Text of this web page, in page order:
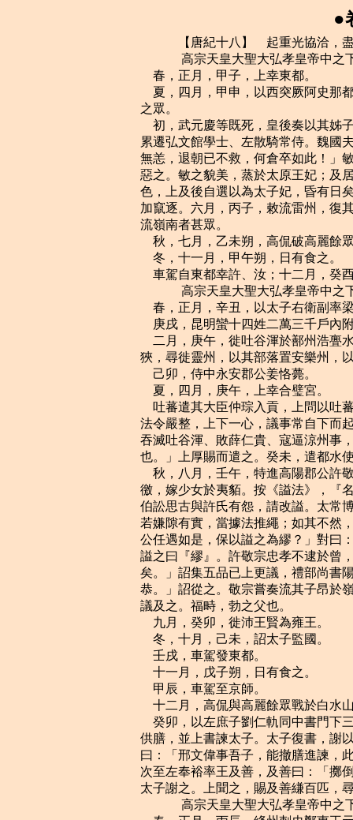
●
　　【唐紀十八】　起重光協洽，盡重光大荒落，凡十一年。
    　　 高宗天皇大聖大弘孝皇帝中之下鹹亨二年（辛未，公元六七一年）
    春，正月，甲子，上幸東都。
    夏，四月，甲申，以西突厥阿史那都支為左驍衛大將軍兼匐延都督，以安集五咄陸
之眾。
    初，武元慶等既死，皇後奏以其姊子賀蘭敏之為士獲之嗣，襲爵周公，改姓武氏，
累遷弘文館學士、左散騎常侍。魏國夫人之死也，上見敏之，悲泣曰：「向吾出視朝猶
無恙，退朝已不救，何倉卒如此！」敏之號哭不對。後聞之，曰：「此兒疑我！」由是
惡之。敏之貌美，蒸於太原王妃；及居妃喪，釋衰絰，奏妓。司衛少卿楊思儉女，有殊
色，上及後自選以為太子妃，昏有日矣，敏之逼而淫之。後於是表言敏之前後罪惡，請
加竄逐。六月，丙子，敕流雷州，復其本姓。至韶州，以馬韁絞死。朝士坐與敏之交遊，
流嶺南者甚眾。
    秋，七月，乙未朔，高侃破高麗餘眾於安市城。九月，丙申，潞州刺史徐王元禮薨。
    冬，十一月，甲午朔，日有食之。
    車駕自東都幸許、汝；十二月，癸酉，校獵於葉縣；丙戌，還東都。
    　　 高宗天皇大聖大弘孝皇帝中之下鹹亨三年（壬申，公元六七二年）
    春，正月，辛丑，以太子右衛副率梁積壽為姚州道行軍總管，將兵討叛蠻。
    庚戌，昆明蠻十四姓二萬三千戶內附，置殷、敦、總三州。
    二月，庚午，徙吐谷渾於鄯州浩亹水南。吐谷渾畏吐蕃之強，不安其居，又鄯州地
狹，尋徙靈州，以其部落置安樂州，以可汗諾曷缽為刺史。吐谷渾故地皆入於吐蕃。
    己卯，侍中永安郡公姜恪薨。
    夏，四月，庚午，上幸合璧宮。
    吐蕃遣其大臣仲琮入貢，上問以吐蕃風俗，對曰：「吐蕃地薄氣寒，風俗樸魯；然
法令嚴整，上下一心，議事常自下而起，因人所利而行之，斯所以能持久也。」上詰以
吞滅吐谷渾、敗薛仁貴、寇逼涼州事，對曰：「臣受命貢獻而已，軍旅之事，非所聞
也。」上厚賜而遣之。癸未，遣都水使者黃仁素使於吐蕃。
    秋，八月，壬午，特進高陽郡公許敬宗卒。太常博士袁思古議：「敬宗棄長子於荒
徼，嫁少女於夷貊。按《謚法》，『名與實爽曰繆，』請謚為繆。」敬宗孫太子捨人彥
伯訟思古與許氏有怨，請改謚。太常博士王福畤議，以為：「謚者得失一朝，榮辱千載。
若嫌隙有實，當據法推繩；如其不然，義不可奪。」戶部尚書戴至德謂福畤曰：「高陽
公任遇如是，保以謚之為繆？」對曰：「昔晉司空何曾既忠且孝，徒以日食萬錢，秦秀
謚之曰『繆』。許敬宗忠孝不逮於曾，而飲食男女之累過之，謚之曰『繆』，無負許氏
矣。」詔集五品已上更議，禮部尚書陽思敬議：「按《謚法》，既過能改曰恭。請謚曰
恭。」詔從之。敬宗嘗奏流其子昂於嶺南，又以女嫁蠻酋馮盎之子，多納其貨，故思古
議及之。福畤，勃之父也。
    九月，癸卯，徙沛王賢為雍王。
    冬，十月，己未，詔太子監國。
    壬戌，車駕發東都。
    十一月，戊子朔，日有食之。
    甲辰，車駕至京師。
    十二月，高侃與高麗餘眾戰於白水山，破之。新羅遣兵救高麗，侃擊破之。
    癸卯，以左庶子劉仁軌同中書門下三品。太子罕接宮臣，典膳丞全椒邢文偉輒減所
供膳，並上書諫太子。太子復書，謝以多疾及入侍少暇，嘉納其意。頃之，右史缺，上
曰：「邢文偉事吾子，能撤膳進諫，此直士也。」擢為右史。太子因宴集，命宮臣擲倒，
次至左奉裕率王及善，及善曰：「擲倒自有伶官，臣若奉令，恐非所以羽翼殿下也。」
太子謝之。上聞之，賜及善縑百匹，尋遷左千牛衛將軍。
    　　 高宗天皇大聖大弘孝皇帝中之下鹹亨四年（癸酉，公元六七三年）
    春，正月，丙辰，絳州刺史鄭惠王元懿薨。
    三月，丙申，詔劉仁軌等改修國史，以許敬宗等所記多不實故也。
    夏，四月，丙子，車駕幸九成宮。
    閏五月，燕山道總管、右領軍大將軍李謹行大破高麗叛者於瓠蘆河之西，俘獲數千
人，餘眾皆奔新羅。時謹行妻劉氏留伐奴城，高麗引靺鞨攻之，劉氏擐甲帥眾守城，久
之，虜退。上嘉其功，封燕國夫人。謹行，靺鞨人突地稽之子也，武力絕人，為眾夷所
憚。
    秋，七月，辛巳，婺州大水，溺死者五千人。
    八月，辛丑，上以瘧疾，令太子於延福殿受諸司啟事。
    冬，十月，壬午，中書令閻立本薨。
    乙巳，車駕還京師。
    十二月，丙午，弓月、疏勒二王來降。西突厥興昔亡可汗之世，諸部離散，弓月及
阿悉吉皆叛。蘇定方之西討也，擒阿悉吉以歸。弓月南結吐蕃，北招咽面，共攻疏勒，
降之。上遣鴻臚卿蕭嗣業發兵討之。嗣業兵未至，弓月懼，與疏勒皆入朝；上赦其罪，
遣歸國。
    　　 高宗天皇大聖大弘孝皇帝中之下上元元年（甲戌，公元六七四年）
    春，正月，壬午，以左庶子、同中書門下三品劉仁軌為雞林道大總管，衛尉卿李弼、
右領軍大將軍李謹行副之，發兵討新羅。時新羅王法敏既納高麗叛眾，又據百濟故地，
使人守之。上大怒，詔削法敏官爵；其弟右驍衛員外大將軍、臨海郡公仁問在京師，立
以為新羅王，使歸國。
    三月，辛亥朔，日有食之。
    賀蘭敏之既得罪，皇後奏召武元爽之子承嗣於嶺南，襲爵周公，拜尚衣奉御；夏，
四月，辛卯，遷宗正卿。
    秋，八月，壬辰，追尊宣簡公為宣皇帝，妣張氏為宣莊皇後；懿王為光皇帝，妣賈
氏為光懿皇後；太武皇帝為神堯皇帝，太穆皇後為太穆神皇後；文皇帝為太宗文武聖皇
帝，文德皇後為文德聖皇後。皇帝稱天皇，皇後稱天後，以避先帝、先後之稱。改元，
赦天下。
    戊戌，敕：「文武官三品以上服紫，金玉帶；四品服深緋，金帶；五品服淺緋，金
帶；六品服深綠，七品服淺綠，並銀帶；八品服深青，九品服淺青，並金俞石帶；庶人
服黃，銅鐵帶。自非庶人，不聽服黃。」
    九月，癸丑，詔追復長孫晟、長孫無忌官爵，以無忌曾孫翼襲爵趙公，聽無忌喪歸，
陪葬昭陵。
    甲寅，上御翔鸞閣，觀大□甫。分音樂為東西朋，使雍王賢主東朋，周王顯主西朋，
角勝為樂。郝處俊諫曰：「二王春秋尚少，志趣未定，當推梨讓棗，相親如一。今分二
朋，遞相誇競，俳優小人，言辭無度，恐其交爭勝負，譏誚失禮，非所以崇禮義，勸敦
睦也。」上瞿然曰：「卿遠識，非眾人所及也。」遽止之。是日，衛尉卿李弼暴卒於宴
所，為之廢□甫一日。
    冬，十一月，丙午朔，車駕發京師；己酉，校獵華山之曲武原；戊辰，至東都。
    箕州錄事參軍張君澈等誣告刺史蔣王惲及其子汝南郡王煒謀反，敕通事捨人薛思貞
馳傳往按之。十二月，癸未，惲惶懼，自縊死。上知其非罪，深痛惜之，斬君澈等四人。
    戊子，於闐王伏闍雄來朝。
    辛卯，波斯王卑路斯來朝。
    壬寅，天後上表，以為：「國家聖緒，出自玄元皇帝，請令王公以下皆習《老子》，
每歲明經，准《孝經》、《論語》策試。」又請「自今父在，為母服齊衰三年。又，京
官八品以上，宜量加俸祿。」及其餘便宜，合十二條。詔書褒美，皆行之。
    是歲，有劉曉者，上疏論選，以為：「今選曹以檢勘為公道，書判為得人，殊不知
考其德行才能。況書判借人者眾矣。又，禮部取士，專用文章為甲乙，故天下之士，皆
捨德行而趨文藝，有朝登甲科而夕陷刑辟者，雖日誦萬言，何關理體！文成七步，未足
化人。況盡心卉木之間，極筆煙霞之際，以斯成俗，豈非大謬！夫人之慕名，如水趨下，
上有所好，下必甚焉。陛下若取士以德行為先，文藝為末，則多士雷奔，四方風動矣！」
    　　 高宗天皇大聖大弘孝皇帝中之下上元二年（乙亥，公元六七五年）
    春，正月，丙寅，以於闐國為毘沙都督府，分其境內為十州，以於闐王尉遲伏闍雄
為毘沙都督。
    辛末，吐蕃遣其大臣論吐渾彌來請和，且請與吐谷渾復修鄰好；上不許。
    二月，劉仁軌大破新羅之眾於七重城，又使靺鞨浮海略新羅之南境，斬獲甚眾。仁
軌引兵還。詔以李謹行為安東鎮撫大使，屯新羅之買肖城以經略之，三戰皆捷，新羅乃
遣使入貢，且謝罪；上赦之，復新羅王法敏官爵。金仁問中道而還，改封臨海郡公。
    三月，丁巳，天後祀先蠶於邙山之陽，百官及朝集使皆陪位。
    上苦風眩甚，議使天後攝知國政。中書侍郎同三品郝處俊曰：「天子理外，後理內，
天之道也。昔魏文帝著令，雖有幼主，不許皇後臨朝，所以杜禍亂之萌也。陛下奈何以
高祖、太宗之天下，不傳之子孫而委之天後乎！」中書侍郎昌樂李義琰曰：「處俊之言
至忠，陛下宜聽之。」上乃止。
    天後多引文學之士著作郎元萬頃、左史劉禕之等，使之撰《列女傳》、《臣軌》、
《百僚新戒》、《樂書》，幾千餘卷。朝廷奏議及百司表疏，時密令參決，以分宰相之
權，時人謂之北門學士。禕之，子翼之子也。
    夏，四月，庚辰，以司農少卿韋弘機為司農卿。弘機兼知東都營田，受詔完葺宮苑。
有宦者於苑中犯法，弘機杖之，然後奏聞。上以為能，賜絹數十匹，曰：「更有犯者，
卿即杖之，不必奏也。」
    初，左千牛將軍長安趙瑰尚高祖女常樂公主，生女為周王顯妃。公主頗為上所厚，
天後惡之。辛巳，妃坐廢，幽閉於內侍省，食料給生者，防人候其突煙，已而數日煙不
出，開視，死腐矣。瑰自定州刺史貶括州刺史，令公主隨之官，仍絕其朝謁。
    太子弘仁孝謙謹，上甚愛之；禮接士大夫，中外屬心。天後方逞其志，太子奏請，
數迕旨，由是失愛於天後。義陽、宣城二公主，蕭淑妃之女也，坐母得罪，幽於掖庭，
年逾三十不嫁。太子見之驚惻，遽奏請出降，上許之。天後怒，即日以公主配當上翊衛
權毅、王遂古。己亥，太子薨於合璧宮，時人以為天後鴆之也。
    壬寅，車駕還洛陽宮。五月，戊申，下詔：「朕方欲禪位皇太子，而疾遽不起，宜
申往命，加以尊名，可謚為孝敬皇帝。」
    六月，戊寅，立雍王賢為皇太子，赦天下。
    天後惡慈州刺史杞王上金，有司希旨奏其罪；秋，七月，上金坐解官，澧州安置。
    八月，庚寅，葬孝敬皇帝於恭陵。
    戊戌，以戴至德為右僕射，庚子，以劉仁軌為左僕射，並同中書門下三品如故。張
文瓘為侍中，郝處俊為中書令，李敬玄為吏部尚書兼左庶子，同中書門下三品如故。劉
仁軌、戴志德更日受牒訴，仁軌常以美言許之，至德必據理難詰，未嘗與奪，實有冤結
者，密為奏辨。由是時譽皆歸仁軌。或問其故，至德曰：「威福者人主之柄，人臣安得
盜取之！」上聞，深重之。有老嫗欲詣仁軌陳牒，誤詣至德，至德覽之未終，嫗曰：
「本謂是解事僕射，乃不解事僕射邪！歸我牒！」至德笑而授之。時人稱其長者。文瓘
時兼大理卿，囚聞改官，皆慟哭。文瓘性嚴正，諸司奏議，多所糾駁，上甚委之。
    　　 高宗天皇大聖大弘孝皇帝中之下儀鳳元年（丙子，公元六七六年）
    春，正月，壬戌，徙冀王輪為相王。
    納州獠反，敕黔州都督發兵討之。
    二月，甲戌，徙安東都護府於遼東故城；先是有華人任安東官者，悉罷之。徙熊津
都督府於建安故城；其百濟戶口先徙於徐、兗等州者，皆置於建安。
    天後勸上封中岳；癸未，詔以今冬有事於嵩山。
    丁亥，上幸汝州之溫湯。
    三月，癸卯，黃門侍郎來恆、中書侍郎薛元超並同中書門下三品。恆，濟之兄；元
超，收之子也。
    甲辰，上還東都。
    閏月，吐蕃寇鄯、廓、河、芳等州，敕左監門衛中郎將令狐智通發興、鳳等州兵以
御之。
    己卯，詔以吐蕃犯塞，停封中岳。乙酉，以洛州牧周王顯為洮州道行軍元帥，將工
部尚書劉審禮等十二總管，并州大都督相王輪為涼州道行軍元帥，將左衛大將軍契苾何
力等，以討吐蕃。二王皆不行。
    庚寅，車駕西還。
    甲寅，中書侍郎李義琰同中書門下三品。
    戊午，車駕至九成宮。
    六月，癸亥，黃門侍郎晉陵高智周同中書門下三品。
    秋，八月，乙未，吐蕃寇疊州。
    壬寅，敕：「桂、廣、交、黔等都督府，比來注擬土人，簡擇未精，自今每四年遣
五品已上清正官充使，仍令御史同往注擬。」時人謂之南選。
    九月，壬申，大理奏左威衛大將軍權善才、右監門中郎將范懷義誤斫昭陵柏，罪當
除名；上特命殺之。大理丞太原狄仁傑奏：「二人罪不當死。」上曰：「善才等斫陵柏，
我不殺則為不孝。」仁傑固執不已，上作色，令出，仁傑曰：「犯顏直諫，自古以為難。
臣以為遇桀、紂則難，遇堯、舜則易。今法不至死而陛下特殺之，是法不信於人也，人
何所措其手足！且張釋之有言：『設有盜長陵一抔土，陛下何以處之？』今以一株柏殺
二將軍，後代謂陛下為何如矣？臣不敢奉詔者，恐陷陛下於不道，且羞見釋之於地下故
也。」上怒稍解，二人除名，流嶺南。後數日，擢仁傑為侍御史。
    初，仁傑為并州法曹，同僚鄭崇質當使絕域。崇質母老且病，仁傑曰：「彼母如此，
豈可使之有萬裡之憂！」詣長史藺仁基，請代之行。仁基素與司馬李孝廉不葉，因相謂
曰：「吾輩豈可不自愧乎！」遂相與輯睦。
    冬，十月，車駕還京師。
    丁酉，祫享太廟，用太學博士史璨議，禘後三年而祫，祫後二年而禘。
    郇王素節，蕭淑妃之子也，警敏好學。天後惡之，自岐州刺史左遷申州刺史。乾封
初，敕曰：「素節既有舊疾，不須入朝。」而素節實無疾，自以久不得入覲，乃著《忠
孝論》。王府倉曹參軍張柬之因使潛封其論以進。後見之，誣以贓賄，丙午，降封翻陽
王，袁州安置。
    十一月，壬申，改元，赦天下。
    庚寅，以李敬玄為中書令。
    十二月，戊午，以來恆為河南道大使，薛元超為河北道大使，尚書左丞鄢陵崔知悌、
國子司業鄭祖玄為江南道大使，分道巡撫。
    　　 高宗天皇大聖大弘孝皇帝中之下儀鳳二年（丁丑，公元六七七年）
    春，正月，乙亥，上耕籍田。
    初，劉仁軌引兵自熊津還，扶餘隆畏新羅之逼，不敢留，尋亦還朝。二月，丁巳，
以工部尚書高藏為遼東州都督，封朝鮮王，遣歸遼東，安輯高麗餘眾；高麗先在諸州者，
皆遣與藏俱歸。又以司農卿扶餘隆為熊津都督，封帶方王，亦遣歸安輯百濟餘眾，仍移
安東都護府於新城以統之。時百濟荒殘，命隆寓居高麗之境。藏至遼東，謀叛，潛與靺
鞨通；召還，徙邛州而死，散徙其人於河南、隴右諸州，貧者留安東城傍。高麗舊城沒
於新羅，餘眾散入靺鞨及突厥，隆亦竟不敢還故地，高氏、扶餘氏遂亡。
    三月，癸亥朔，以郝處俊、高智周並為左庶子，李義琰為右庶子。